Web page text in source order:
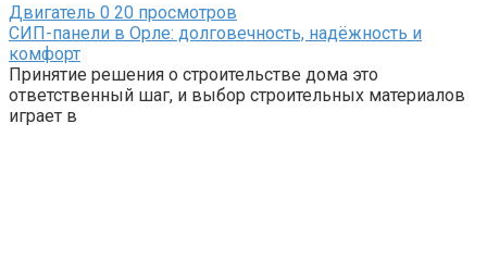
Двигатель 0 20 просмотров
СИП-панели в Орле: долговечность, надёжность и
комфорт
Принятие решения о строительстве дома это
ответственный шаг, и выбор строительных материалов
играет в